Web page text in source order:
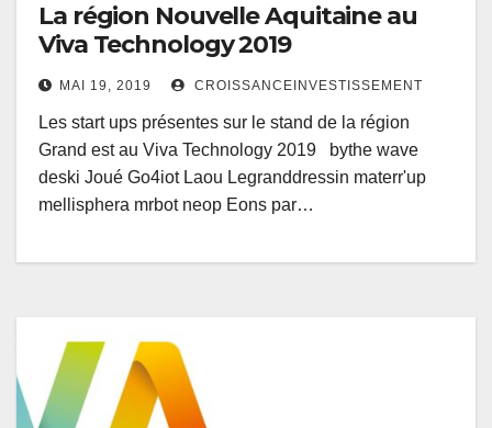
La région Nouvelle Aquitaine au
Viva Technology 2019
MAI 19, 2019 CROISSANCEINVESTISSEMENT
Les start ups présentes sur le stand de la région
Grand est au Viva Technology 2019 bythe wave
deski Joué Go4iot Laou Legranddressin materr'up
mellisphera mrbot neop Eons par…